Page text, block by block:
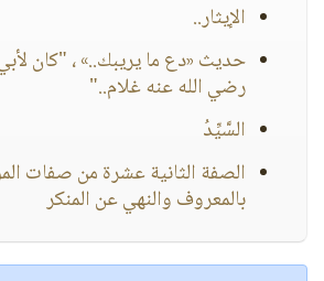
الإيثار..
حديث «دع ما يريبك..» ، "كان
رضي الله عنه غلام.."
السَّيِّدُ
الصفة الثانية عشرة من صفات
بالمعروف والنهي عن المنكر